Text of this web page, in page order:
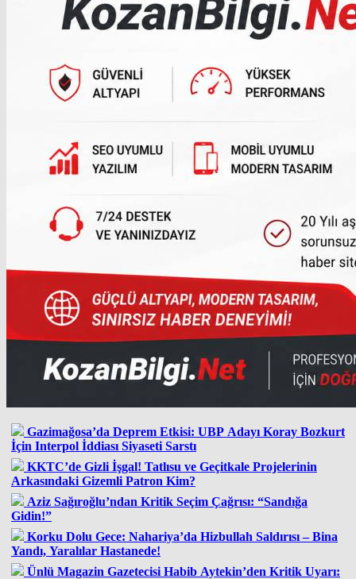
Gazimağosa’da Deprem Etkisi: UBP Adayı Koray Bozkurt
İçin Interpol İddiası Siyaseti Sarstı
KKTC’de Gizli İşgal! Tatlısu ve Geçitkale Projelerinin
Arkasındaki Gizemli Patron Kim?
Aziz Sağıroğlu’ndan Kritik Seçim Çağrısı: “Sandığa
Gidin!”
Korku Dolu Gece: Nahariya’da Hizbullah Saldırısı – Bina
Yandı, Yaralılar Hastanede!
Ünlü Magazin Gazetecisi Habib Aytekin’den Kritik Uyarı: